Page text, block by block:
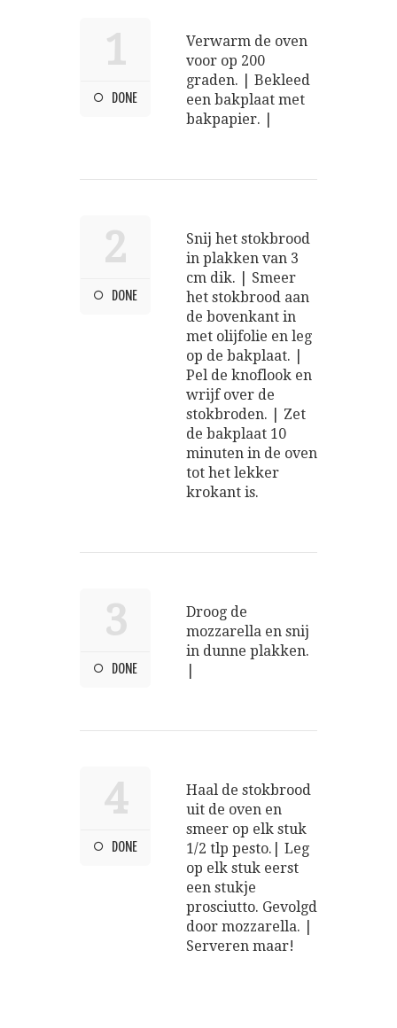
1
DONE
Verwarm de oven
voor op 200
graden. | Bekleed
een bakplaat met
bakpapier. |
2
DONE
Snij het stokbrood
in plakken van 3
cm dik. | Smeer
het stokbrood aan
de bovenkant in
met olijfolie en leg
op de bakplaat. |
Pel de knoflook en
wrijf over de
stokbroden. | Zet
de bakplaat 10
minuten in de oven
tot het lekker
krokant is.
3
DONE
Droog de
mozzarella en snij
in dunne plakken.
4
DONE
Haal de stokbrood
uit de oven en
smeer op elk stuk
1/2 tlp pesto.| Leg
op elk stuk eerst
een stukje
prosciutto. Gevolgd
door mozzarella. |
Serveren maar!